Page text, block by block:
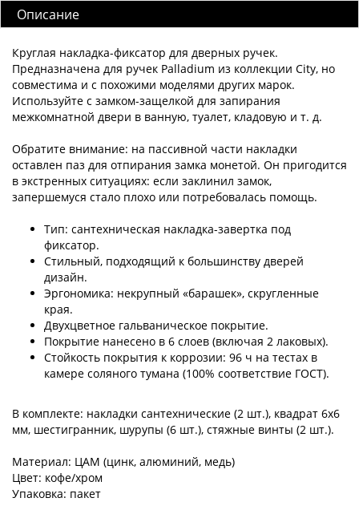
Описание
Круглая накладка-фиксатор для дверных ручек.
Предназначена для ручек Palladium из коллекции City, но
совместима и с похожими моделями других марок.
Используйте с замком-защелкой для запирания
межкомнатной двери в ванную, туалет, кладовую и т. д.
Обратите внимание: на пассивной части накладки
оставлен паз для отпирания замка монетой. Он пригодится
в экстренных ситуациях: если заклинил замок,
запершемуся стало плохо или потребовалась помощь.
Тип: сантехническая накладка-завертка под
фиксатор.
Стильный, подходящий к большинству дверей
дизайн.
Эргономика: некрупный «барашек», скругленные
края.
Двухцветное гальваническое покрытие.
Покрытие нанесено в 6 слоев (включая 2 лаковых).
Стойкость покрытия к коррозии: 96 ч на тестах в
камере соляного тумана (100% соответствие ГОСТ).
В комплекте: накладки сантехнические (2 шт.), квадрат 6x6
мм, шестигранник, шурупы (6 шт.), стяжные винты (2 шт.).
Материал: ЦАМ (цинк, алюминий, медь)
Цвет: кофе/хром
Упаковка: пакет